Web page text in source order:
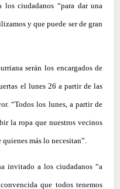
ciudadanos “para dar una
y que puede ser de gran
serán los encargados de
el lunes 26 a partir de las
“Todos los lunes, a partir de
la ropa que nuestros vecinos
más lo necesitan”.
invitado a los ciudadanos “a
que todos tenemos